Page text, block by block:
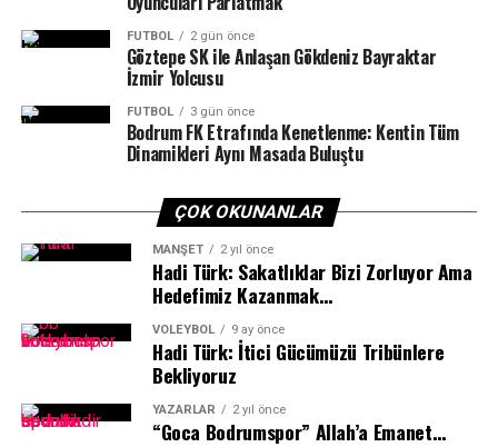
“Yaptığımız işe güvenen ve destek veren başta Bodrum
Kaymakamı Ali Sırmalı Bodrum Belediye Başkanı Tamer
Mandalinci, Gençlik ve Spor Bodrum Müdürü Oktay
Dumruk, Bodrum Belediye Başkan Yardımcısı Kanat
Özsert ve sponsorlarımız olmak üzere bu gecenin
oluşmasında emeği geçenlere çok teşekkür ederim.
forma giyemedi.
Bodrum ekibi ESA, dördüncü maçında 1 Kasım Cuma
Belediyespor’u konuk edecek.
Haber/Foto: Şener Bilgin
FUTBOL 2 gün önce
Göztepe SK ile Anlaşan Gökdeniz Bayraktar
İzmir Yolcusu
FUTBOL 3 gün önce
Bodrum FK Etrafında Kenetlenme: Kentin Tüm
Dinamikleri Aynı Masada Buluştu
ÇOK OKUNANLAR
MANŞET 2 yıl önce
Hadi Türk: Sakatlıklar Bizi Zorluyor Ama
Hedefimiz Kazanmak…
VOLEYBOL 9 ay önce
Hadi Türk: İtici Gücümüzü Tribünlere
Bekliyoruz
YAZARLAR 2 yıl önce
“Goca Bodrumspor” Allah’a Emanet…